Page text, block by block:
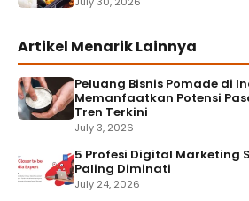
Artikel Menarik Lainnya
Peluang Bisnis Pomade di
Memanfaatkan Potensi
Tren Terkini
July 3, 2026
5 Profesi Digital Marketing
Paling Diminati
July 24, 2026